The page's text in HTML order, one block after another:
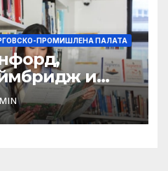
ПРОМИШЛЕНА ПАЛАТА
и
врати към